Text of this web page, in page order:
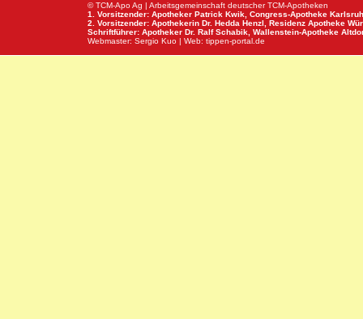
© TCM-Apo Ag | Arbeitsgemeinschaft deutscher TCM-Apotheken
1. Vorsitzender: Apotheker Patrick Kwik, Congress-Apotheke
2. Vorsitzender: Apothekerin Dr. Hedda Henzl, Residenz Apotheke
Schriftführer: Apotheker Dr. Ralf Schabik, Wallenstein-Apotheke
Webmaster: Sergio Kuo | Web: tippen-portal.de